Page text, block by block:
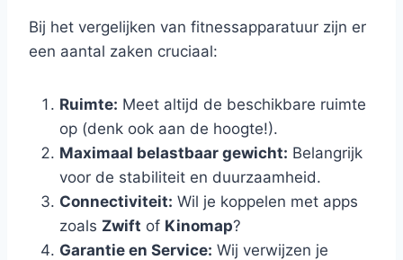
Bij het vergelijken van fitnessapparatuur zijn er
een aantal zaken cruciaal:
Ruimte: Meet altijd de beschikbare ruimte
op (denk ook aan de hoogte!).
Maximaal belastbaar gewicht: Belangrijk
voor de stabiliteit en duurzaamheid.
Connectiviteit: Wil je koppelen met apps
zoals Zwift of Kinomap?
Garantie en Service: Wij verwijzen je